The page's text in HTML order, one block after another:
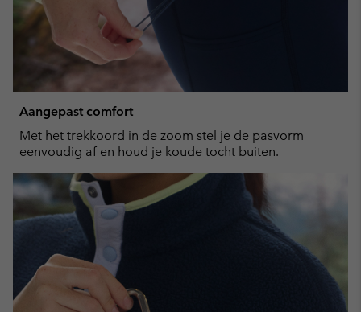
Aangepast comfort
Met het trekkoord in de zoom stel je de pasvorm
eenvoudig af en houd je koude tocht buiten.